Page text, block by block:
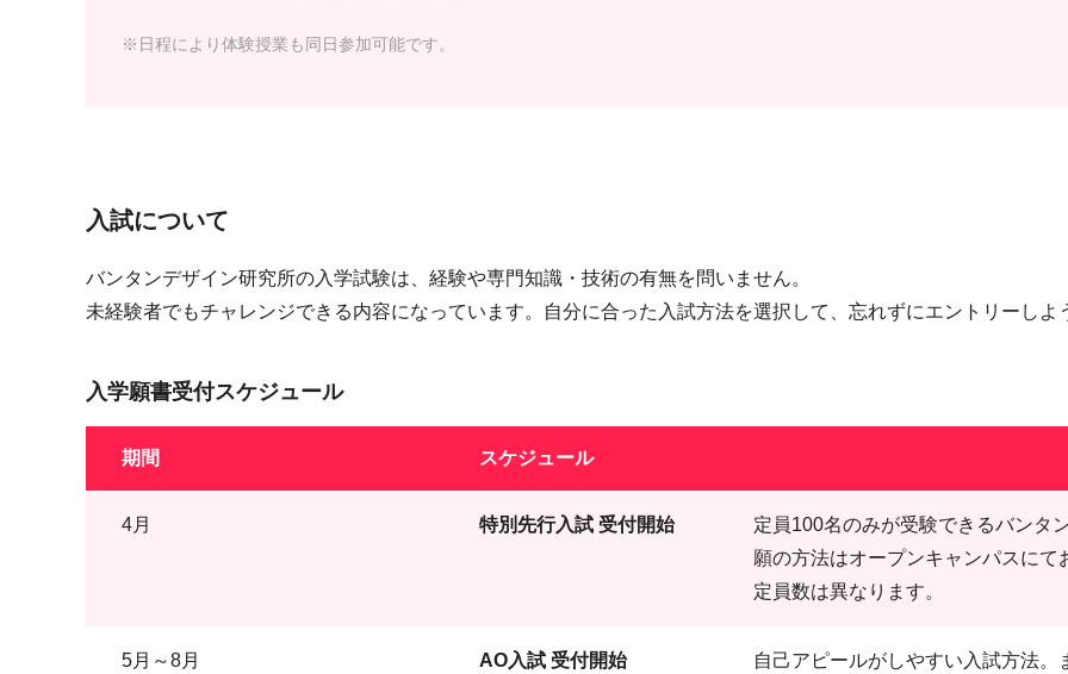
※日程により体験授業も同日参加可能です。
入試について
バンタンデザイン研究所の入学試験は、経験や専門知識・技術の有無を問いません。
未経験者でもチャレンジできる内容になっています。自分に合った入試方法を選択して、忘れずにエントリーしよ
入学願書受付スケジュール
期間 スケジュール
4月 特別先行入試 受付開始
定員100名のみが受験できるバンタ
願の方法はオープンキャンパスに
定員数は異なります。
5月～8月 AO入試 受付開始
自己アピールがしやすい入試方法